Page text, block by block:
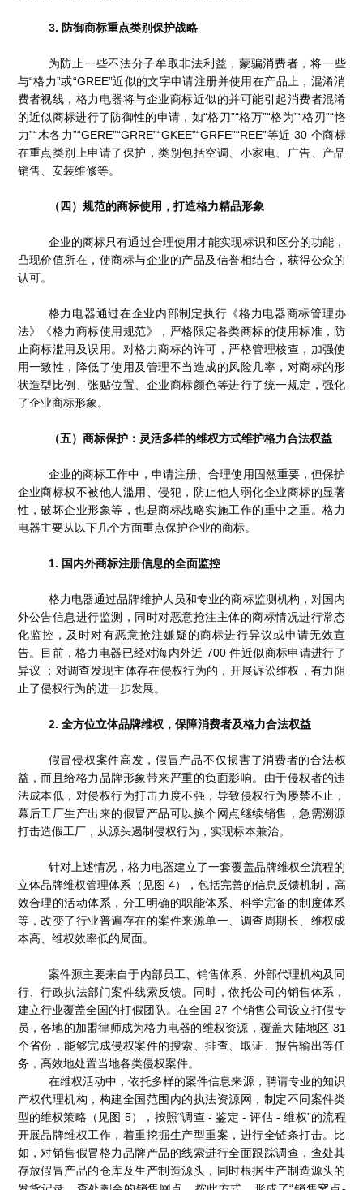
3. 防御商标重点类别保护战略
为防止一些不法分子牟取非法利益，蒙骗消费者，将一些
与“格力”或“GREE”近似的文字申请注册并使用在产品上，混淆消
费者视线，格力电器将与企业商标近似的并可能引起消费者混淆
的近似商标进行了防御性的申请，如“格刀”“格万”“格为”“格刃”“恪
力”“木各力”“GERE”“GRRE”“GKEE”“GRFE”“REE”等近 30 个商标
在重点类别上申请了保护，类别包括空调、小家电、广告、产品
销售、安装维修等。
（四）规范的商标使用，打造格力精品形象
企业的商标只有通过合理使用才能实现标识和区分的功能，
凸现价值所在，使商标与企业的产品及信誉相结合，获得公众的
认可。
格力电器通过在企业内部制定执行《格力电器商标管理办
法》《格力商标使用规范》，严格限定各类商标的使用标准，防
止商标滥用及误用。对格力商标的许可，严格管理核查，加强使
用一致性，降低了使用及管理不当造成的风险几率，对商标的形
状造型比例、张贴位置、企业商标颜色等进行了统一规定，强化
了企业商标形象。
（五）商标保护：灵活多样的维权方式维护格力合法权益
企业的商标工作中，申请注册、合理使用固然重要，但保护
企业商标权不被他人滥用、侵犯，防止他人弱化企业商标的显著
性，破坏企业形象等，也是商标战略实施工作的重中之重。格力
电器主要从以下几个方面重点保护企业的商标。
1. 国内外商标注册信息的全面监控
格力电器通过品牌维护人员和专业的商标监测机构，对国内
外公告信息进行监测，同时对恶意抢注主体的商标情况进行常态
化监控，及时对有恶意抢注嫌疑的商标进行异议或申请无效宣
告。目前，格力电器已经对海内外近 700 件近似商标申请进行了
异议 ；对调查发现主体存在侵权行为的，开展诉讼维权，有力阻
止了侵权行为的进一步发展。
2. 全方位立体品牌维权，保障消费者及格力合法权益
假冒侵权案件高发，假冒产品不仅损害了消费者的合法权
益，而且给格力品牌形象带来严重的负面影响。由于侵权者的违
法成本低，对侵权行为打击力度不强，导致侵权行为屡禁不止，
幕后工厂生产出来的假冒产品可以换个网点继续销售，急需溯源
打击造假工厂，从源头遏制侵权行为，实现标本兼治。
针对上述情况，格力电器建立了一套覆盖品牌维权全流程的
立体品牌维权管理体系（见图 4），包括完善的信息反馈机制，高
效合理的活动体系，分工明确的职能体系、科学完备的制度体系
等，改变了行业普遍存在的案件来源单一、调查周期长、维权成
本高、维权效率低的局面。
案件源主要来自于内部员工、销售体系、外部代理机构及同
行、行政执法部门案件线索反馈。同时，依托公司的销售体系，
建立行业覆盖全国的打假团队。在全国 27 个销售公司设立打假专
员，各地的加盟律师成为格力电器的维权资源，覆盖大陆地区 31
个省份，能够完成侵权案件的搜索、排查、取证、报告输出等任
务，高效地处置当地各类侵权案件。
在维权活动中，依托多样的案件信息来源，聘请专业的知识
产权代理机构，构建全国范围内的执法资源网，制定不同案件类
型的维权策略（见图 5），按照“调查 - 鉴定 - 评估 - 维权”的流程
开展品牌维权工作，着重挖掘生产型重案，进行全链条打击。比
如，对销售假冒格力品牌产品的线索进行全面跟踪调查，查处其
存放假冒产品的仓库及生产制造源头，同时根据生产制造源头的